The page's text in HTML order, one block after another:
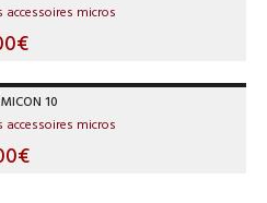
accessoires micros
10
accessoires micros